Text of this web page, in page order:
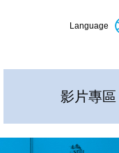
Language
影片專區